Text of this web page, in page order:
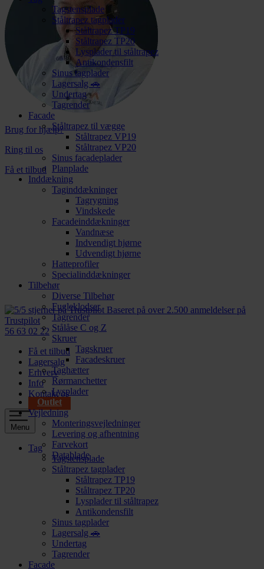
Tagstensplade
Ståltrapez tagplader
Ståltrapez TP19
Ståltrapez TP20
Lysplader til ståltrapez
Antikondensfilt
Sinus tagplader
Lagersalg 🚗
Undertag
Tagrender
Facade
Ståltrapez til vægge
Ståltrapez VP19
Ståltrapez VP20
Sinus facadeplader
Planplade
Inddækning
Taginddækninger
Tagrygning
Vindskede
Facadeinddækninger
Vandnæse
Indvendigt hjørne
Udvendigt hjørne
Hatteprofiler
Specialinddækninger
Tilbehør
Diverse Tilbehør
Fugleklodser
Tagrender
Stålåse C og Z
Skruer
Tagskruer
Facadeskruer
Taghætter
Rørmanchetter
Lysplader
Outlet
Vejledning
Monteringsvejledninger
Levering og afhentning
Farvekort
Datablade
Brug for hjælp?
Ring til os
Få et tilbud
Baseret på over 2.500 anmeldelser på
Trustpilot
56 63 02 22
Få et tilbud
Lagersalg
Erhverv
Info
Kontakt os
Menu
Tag
Tagstensplade
Ståltrapez tagplader
Ståltrapez TP19
Ståltrapez TP20
Lysplader til ståltrapez
Antikondensfilt
Sinus tagplader
Lagersalg 🚗
Undertag
Tagrender
Facade